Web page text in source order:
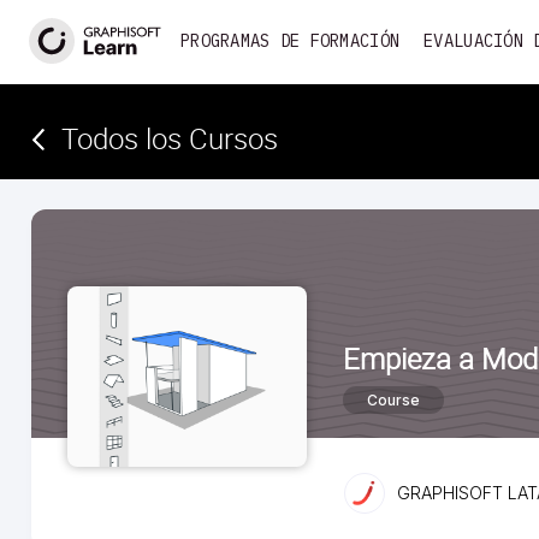
PROGRAMAS DE FORMACIÓN EVALUACIÓN
Todos los Cursos­
Empieza a
Course
GRAPHISOFT